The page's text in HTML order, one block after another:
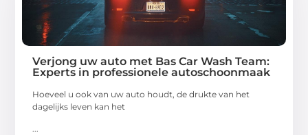
Verjong uw auto met Bas Car Wash Team:
Experts in professionele autoschoonmaak
Hoeveel u ook van uw auto houdt, de drukte van het
dagelijks leven kan het
...